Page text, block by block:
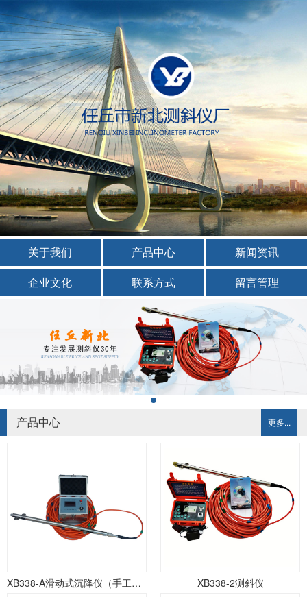
关于我们 产品中心
新闻资讯
企业文化
联系方式 留言管理
更多...
产品中心
XB338-A滑动式沉降仪（手工记录） XB338-2测斜仪